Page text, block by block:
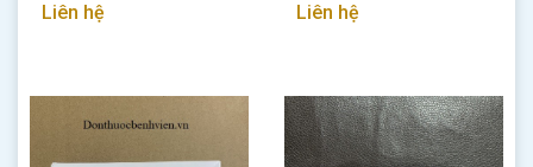
Liên hệ Liên hệ